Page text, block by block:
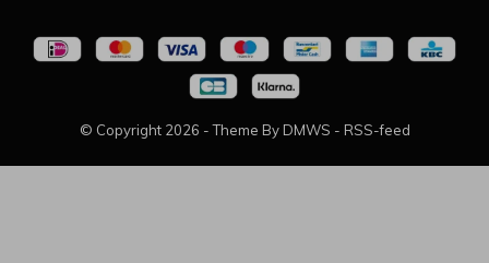
© Copyright 2026 - Theme By DMWS - RSS-feed